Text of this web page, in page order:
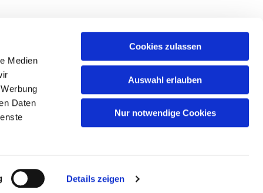
Medien
Daten
Details zeigen
Cookies zulassen
Auswahl erlauben
Nur notwendige Cookies
13599 Berlin